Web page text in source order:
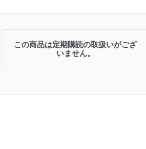
この商品は定期購読の取扱いがござ
いません。